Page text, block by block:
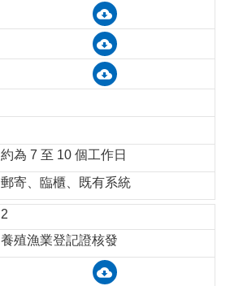
約為 7 至 10 個工作日
郵寄、臨櫃、既有系統
2
養殖漁業登記證核發